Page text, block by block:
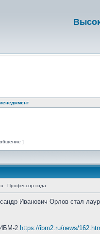
]
- Профессор года
Иванович Орлов стал
2 https://ibm2.ru/news/